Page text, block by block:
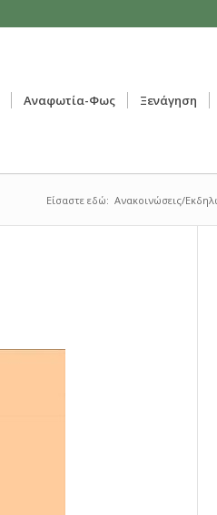
Αναφωτία-Φως Ξενάγηση
Είσαστε εδώ: Ανακοινώσεις/